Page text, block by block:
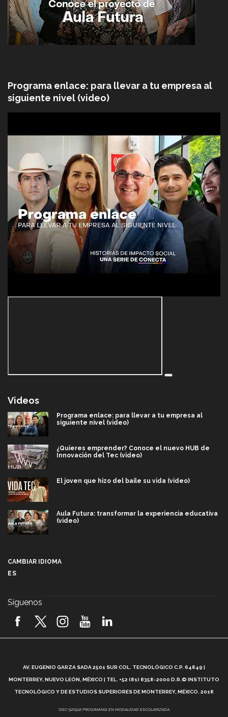
Programa enlace: para llevar a tu empresa al
siguiente nivel (video)
Videos
Programa enlace: para llevar a tu empresa al
siguiente nivel (video)
¿Quieres emprender? Conoce el nuevo HUB de
Innovación del Tec (video)
El joven que hizo del baile su vida (video)
Aula Futura: transformar la experiencia educativa
(video)
2026! (video)
¿Cómo es el Modelo Educativo Tec? (video)
Vida Tec: Feminismo e Inteligencia Artificial, Paola
CAMBIAR IDIOMA
ES
Síguenos
AV. EUGENIO GARZA SADA 2501 SUR COL. TECNOLÓGICO C.P. 64849 |
MONTERREY, NUEVO LEÓN, MÉXICO | TEL. +52 (81) 8358-2000 D.R.© INSTITUTO
TECNOLÓGICO Y DE ESTUDIOS SUPERIORES DE MONTERREY, MÉXICO. 2018
*DEC-520912 PROGRAMAS EN MODALIDAD ESCOLARIZADA.